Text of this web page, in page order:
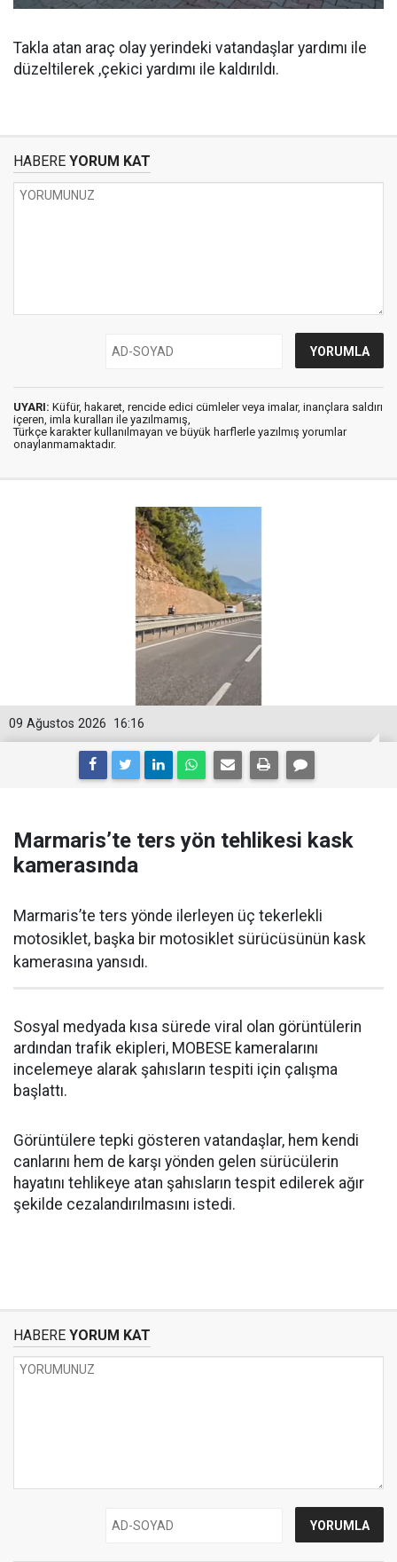
Takla atan araç olay yerindeki vatandaşlar yardımı ile
düzeltilerek ,çekici yardımı ile kaldırıldı.
HABERE YORUM KAT
UYARI: Küfür, hakaret, rencide edici cümleler veya imalar, inançlara saldırı
içeren, imla kuralları ile yazılmamış,
Türkçe karakter kullanılmayan ve büyük harflerle yazılmış yorumlar
onaylanmamaktadır.
16:16
09 Ağustos 2026
Marmaris’te ters yön tehlikesi kask
kamerasında
Marmaris’te ters yönde ilerleyen üç tekerlekli
motosiklet, başka bir motosiklet sürücüsünün kask
kamerasına yansıdı.
Sosyal medyada kısa sürede viral olan görüntülerin
ardından trafik ekipleri, MOBESE kameralarını
incelemeye alarak şahısların tespiti için çalışma
başlattı.
Görüntülere tepki gösteren vatandaşlar, hem kendi
canlarını hem de karşı yönden gelen sürücülerin
hayatını tehlikeye atan şahısların tespit edilerek ağır
şekilde cezalandırılmasını istedi.
HABERE YORUM KAT